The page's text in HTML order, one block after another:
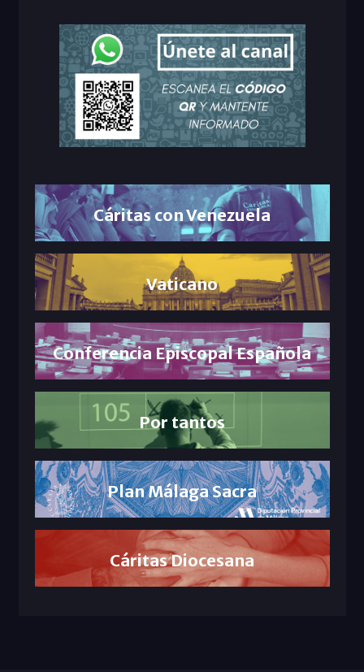
Cáritas con Venezuela
Vaticano
Conferencia Episcopal Española
Por tantos
Plan Málaga Sacra
Cáritas Diocesana